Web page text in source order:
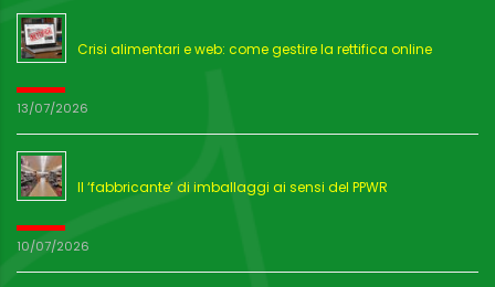
Crisi alimentari e web: come gestire la rettifica online
13/07/2026
Il ‘fabbricante’ di imballaggi ai sensi del PPWR
10/07/2026